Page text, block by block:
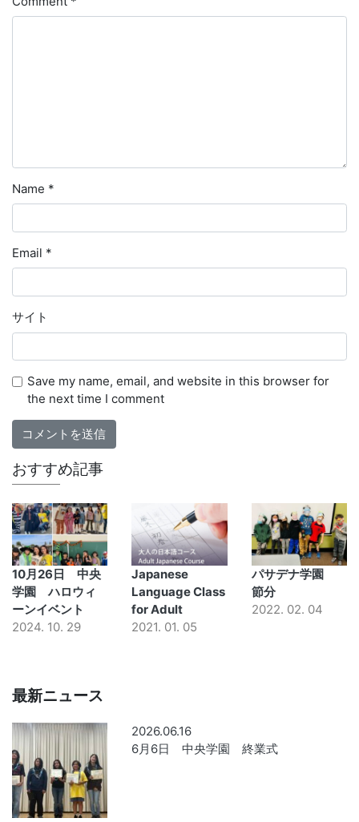
Name *
Email *
サイト
Save my name, email, and website in this browser for
the next time I comment
おすすめ記事
10月26日 中央
学園 ハロウィ
ーンイベント
2024. 10. 29
Japanese
Language Class
for Adult
2021. 01. 05
パサデナ学園
節分
2022. 02. 04
最新ニュース
2026.06.16
6月6日 中央学園 終業式